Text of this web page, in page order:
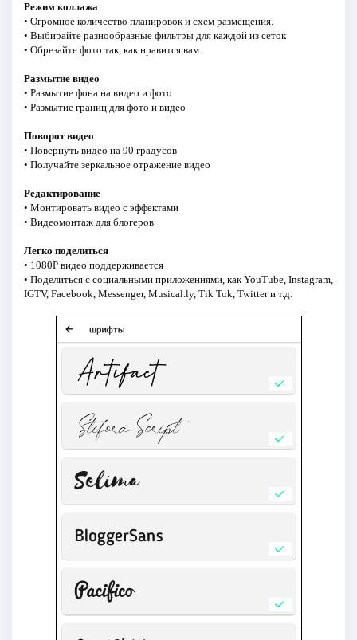
Режим коллажа
• Огромное количество планировок и схем размещения.
• Выбирайте разнообразные фильтры для каждой из сеток
• Обрезайте фото так, как нравится вам.
Размытие видео
• Размытие фона на видео и фото
• Размытие границ для фото и видео
Поворот видео
• Повернуть видео на 90 градусов
• Получайте зеркальное отражение видео
Редактирование
• Монтировать видео с эффектами
• Видеомонтаж для блогеров
Легко поделиться
• 1080P видео поддерживается
• Поделиться с социальными приложениями, как YouTube, Instagram,
IGTV, Facebook, Messenger, Musical.ly, Tik Tok, Twitter и т.д.